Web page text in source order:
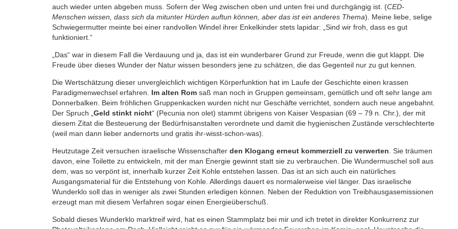
auch wieder unten abgeben muss. Sofern der Weg zwischen oben und unten frei und durchgängig ist. (CED-
Menschen wissen, dass sich da mitunter Hürden auftun können, aber das ist ein anderes Thema). Meine liebe, selige
Schwiegermutter meinte bei einer randvollen Windel ihrer Enkelkinder stets lapidar: „Sind wir froh, dass es gut
funktioniert.“
„Das“ war in diesem Fall die Verdauung und ja, das ist ein wunderbarer Grund zur Freude, wenn die gut klappt. Die
Freude über dieses Wunder der Natur wissen besonders jene zu schätzen, die das Gegenteil nur zu gut kennen.
Die Wertschätzung dieser unvergleichlich wichtigen Körperfunktion hat im Laufe der Geschichte einen krassen
Paradigmenwechsel erfahren. Im alten Rom saß man noch in Gruppen gemeinsam, gemütlich und oft sehr lange am
Donnerbalken. Beim fröhlichen Gruppenkacken wurden nicht nur Geschäfte verrichtet, sondern auch neue angebahnt.
Der Spruch „ Geld stinkt nicht“ (Pecunia non olet) stammt übrigens von Kaiser Vespasian (69 – 79 n. Chr.), der mit
diesem Zitat die Besteuerung der Bedürfnisanstalten verordnete und damit die hygienischen Zustände verschlechterte
(weil man dann lieber andernorts und gratis ihr-wisst-schon-was).
Heutzutage Zeit versuchen israelische Wissenschafter den Klogang erneut kommerziell zu verwerten . Sie träumen
davon, eine Toilette zu entwickeln, mit der man Energie gewinnt statt sie zu verbrauchen. Die Wundermuschel soll aus
dem, was so verpönt ist, innerhalb kurzer Zeit Kohle entstehen lassen. Das ist an sich auch ein natürliches
Ausgangsmaterial für die Entstehung von Kohle. Allerdings dauert es normalerweise viel länger. Das israelische
Wunderklo soll das in weniger als zwei Stunden erledigen können. Neben der Reduktion von Treibhausgasemissionen
erzeugt man mit diesem Verfahren sogar einen Energieüberschuß.
Sobald dieses Wunderklo marktreif wird, hat es einen Stammplatz bei mir und ich tretet in direkter Konkurrenz zur